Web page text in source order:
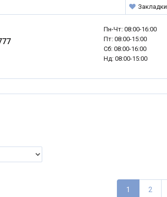
Пн-Чт: 08:00-16:00
Пт: 08:00-15:00
Сб: 08:00-16:00
Нд: 08:00-15:00
1 2